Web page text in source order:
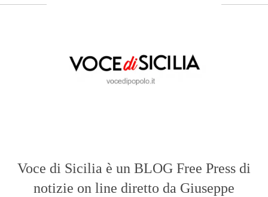
Voce di Sicilia è un BLOG Free Press di
notizie on line diretto da Giuseppe